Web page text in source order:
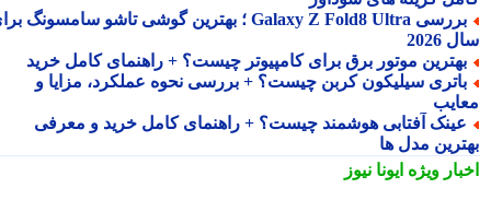
بررسی Galaxy Z Fold8 Ultra ؛ بهترین گوشی تاشو سامسونگ برای
2026
موتور برق برای کامپیوتر چیست؟ + راهنمای کامل خرید
سیلیکون کربن چیست؟ + بررسی نحوه عملکرد، مزایا و
آفتابی هوشمند چیست؟ + راهنمای کامل خرید و معرفی
مدل ها
ویژهایونا نیوز